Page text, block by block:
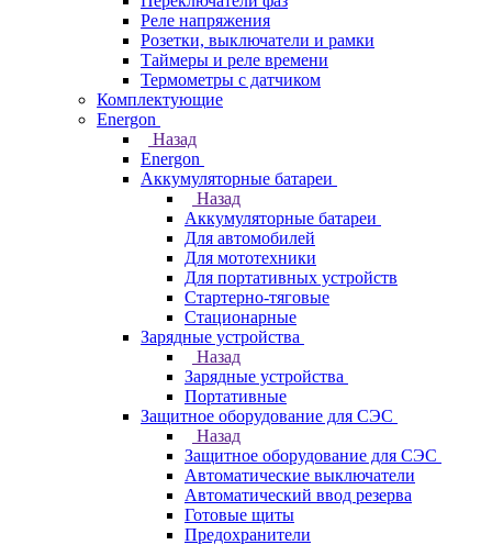
Реле напряжения
Розетки, выключатели и рамки
Таймеры и реле времени
Термометры c датчиком
Комплектующие
Energon
Назад
Energon
Аккумуляторные батареи
Назад
Аккумуляторные батареи
Для автомобилей
Для мототехники
Для портативных устройств
Стартерно-тяговые
Стационарные
Зарядные устройства
Назад
Зарядные устройства
Портативные
Защитное оборудование для СЭС
Назад
Защитное оборудование для СЭС
Автоматические выключатели
Автоматический ввод резерва
Готовые щиты
Предохранители